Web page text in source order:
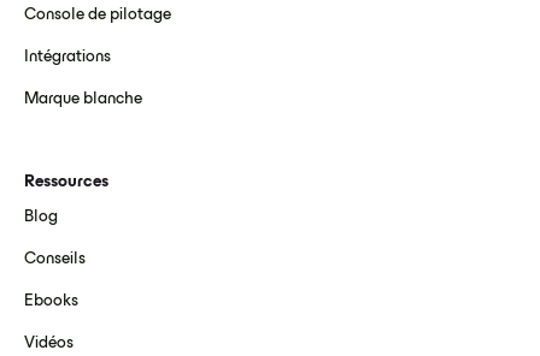
Console de pilotage
Intégrations
Marque blanche
Ressources
Blog
Conseils
Ebooks
Vidéos